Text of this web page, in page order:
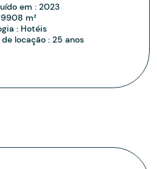
em : 2023
9908 m²
: Hotéis
de locação : 25 anos